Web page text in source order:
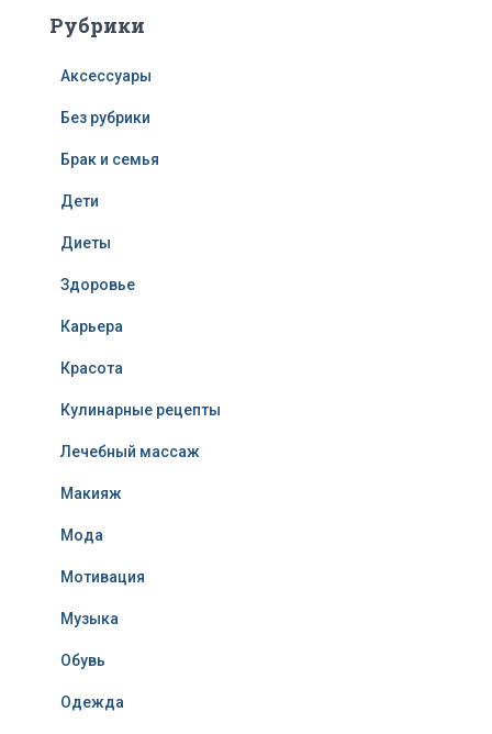
Рубрики
Аксессуары
Без рубрики
Брак и семья
Дети
Диеты
Здоровье
Карьера
Красота
Кулинарные рецепты
Лечебный массаж
Макияж
Мода
Мотивация
Музыка
Обувь
Одежда